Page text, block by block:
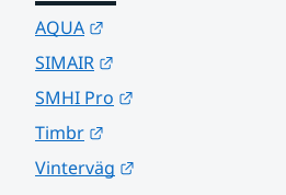
AQUA
SIMAIR
SMHI Pro
Timbr
Vinterväg